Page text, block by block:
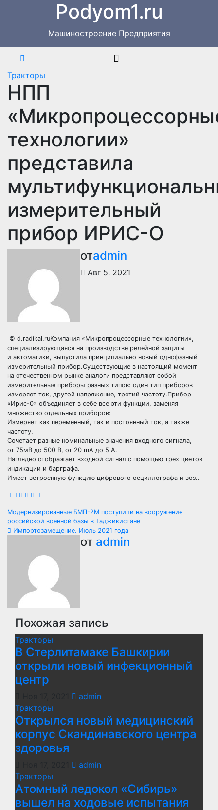
содержимому
Podyom1.ru
Машиностроение Предприятия
Тракторы
НПП
технологии»
представила
измерительный
прибор ИРИС-О
отadmin
Авг 5, 2021
© d.radikal.ruКомпания «Микропроцессорные технологии»,
специализирующаяся на производстве релейной защиты
и автоматики, выпустила принципиально новый однофазный
измерительный прибор.Существующие в настоящий момент
на отечественном рынке аналоги представляют собой
измерительные приборы разных типов: один тип приборов
измеряет ток, другой напряжение, третий частоту.Прибор
«Ирис-0» объединяет в себе все эти функции, заменяя
множество отдельных приборов:
Измеряет как переменный, так и постоянный ток, а также
частоту.
Сочетает разные номинальные значения входного сигнала,
от 75мВ до 500 В, от 20 mA до 5 А.
Наглядно отображает входной сигнал с помощью трех цветов
индикации и барграфа.
Имеет встроенную функцию цифрового осциллографа и воз…
Навигация
по
записям
Модернизированные БМП-2М поступили на вооружение
российской военной базы в Таджикистане
Импортозамещение. Июль 2021 года
от admin
Похожая запись
Тракторы
В Стерлитамаке Башкирии
открыли новый инфекционный
центр
admin
Тракторы
Открылся новый медицинский
корпус Скандинавского центра
здоровья
admin
Тракторы
Атомный ледокол «Сибирь»
вышел на ходовые испытания